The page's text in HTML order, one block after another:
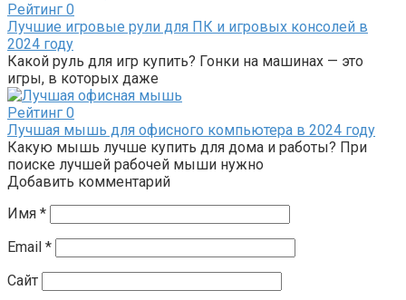
Рейтинг 0
Лучшие игровые рули для ПК и игровых консолей в
2024 году
Какой руль для игр купить? Гонки на машинах — это
игры, в которых даже
Рейтинг 0
Лучшая мышь для офисного компьютера в 2024 году
Какую мышь лучше купить для дома и работы? При
поиске лучшей рабочей мыши нужно
Добавить комментарий
Имя *
Email *
Сайт